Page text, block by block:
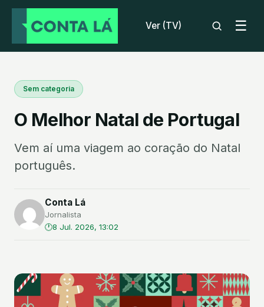
Ver (TV) ☰
Sem categoria
O Melhor Natal de Portugal
Vem aí uma viagem ao coração do Natal
português.
Conta Lá
Jornalista
8 Jul. 2026, 13:02